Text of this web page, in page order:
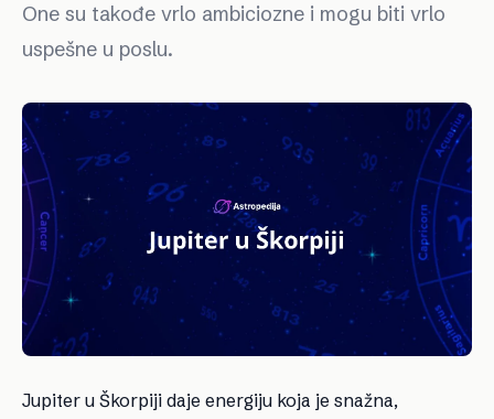
One su takođe vrlo ambiciozne i mogu biti vrlo
uspešne u poslu.
Jupiter u Škorpiji daje energiju koja je snažna,